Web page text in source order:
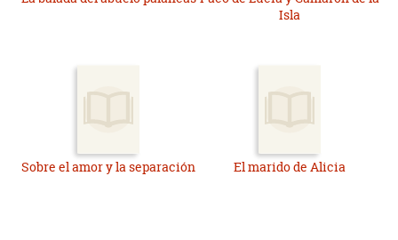
Isla
Sobre el amor y la separación El marido de Alicia